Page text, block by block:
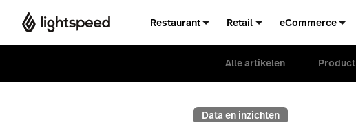
Restaurant Retail eCommerce
Alle artikelen Product
Data en inzichten